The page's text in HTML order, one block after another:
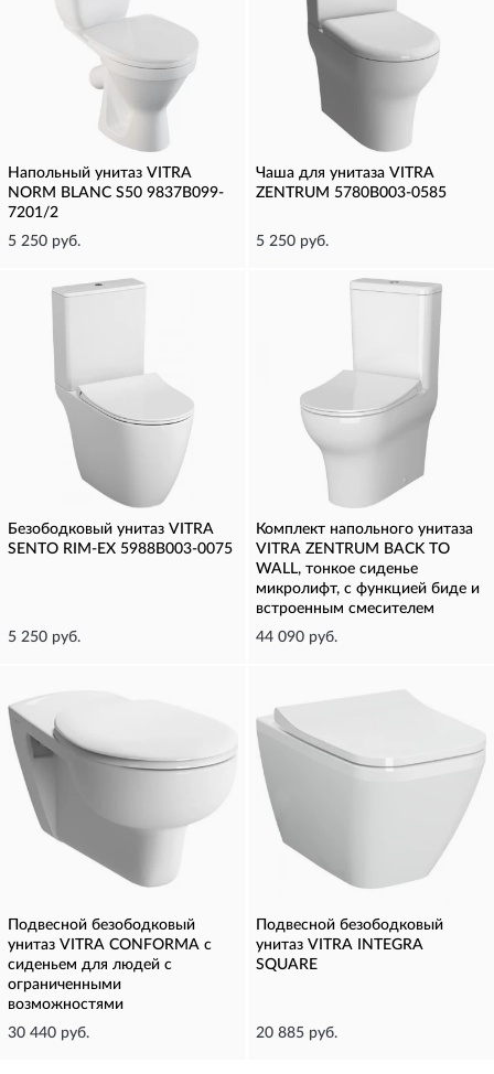
Напольный унитаз VITRA
NORM BLANC S50 9837B099-
7201/2
5 250 руб.
Чаша для унитаза VITRA
ZENTRUM 5780B003-0585
5 250 руб.
Безободковый унитаз VITRA
SENTO RIM-EX 5988B003-0075
5 250 руб.
Комплект напольного унитаза
VITRA ZENTRUM BACK TO
WALL, тонкое сиденье
микролифт, с функцией биде и
встроенным смесителем
44 090 руб.
Подвесной безободковый
унитаз VITRA CONFORMA с
сиденьем для людей с
ограниченными
возможностями
30 440 руб.
Подвесной безободковый
унитаз VITRA INTEGRA
SQUARE
20 885 руб.